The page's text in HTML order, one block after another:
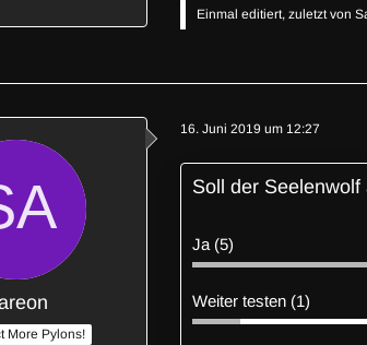
Einmal editiert, zuletzt von
More Pylons!
16. Juni 2019 um 12:27
Soll der
Ja (5)
Weiter testen (1)